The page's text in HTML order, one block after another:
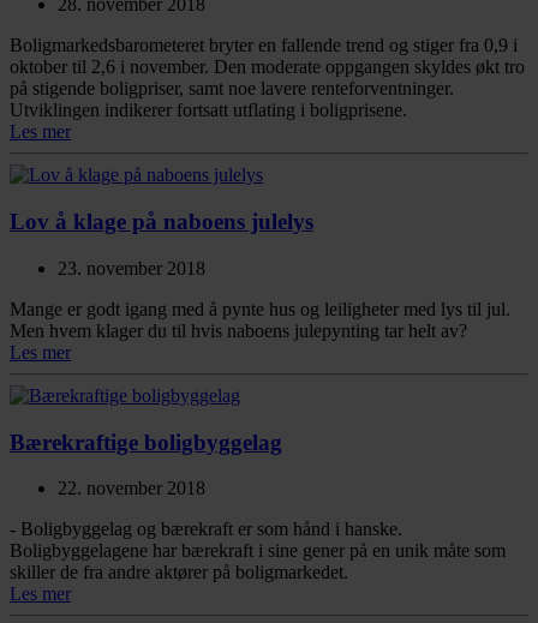
28. november 2018
Boligmarkedsbarometeret bryter en fallende trend og stiger fra 0,9 i
oktober til 2,6 i november. Den moderate oppgangen skyldes økt tro
på stigende boligpriser, samt noe lavere renteforventninger.
Utviklingen indikerer fortsatt utflating i boligprisene.
Les mer
Lov å klage på naboens julelys
23. november 2018
Mange er godt igang med å pynte hus og leiligheter med lys til jul.
Men hvem klager du til hvis naboens julepynting tar helt av?
Les mer
Bærekraftige boligbyggelag
22. november 2018
- Boligbyggelag og bærekraft er som hånd i hanske.
Boligbyggelagene har bærekraft i sine gener på en unik måte som
skiller de fra andre aktører på boligmarkedet.
Les mer